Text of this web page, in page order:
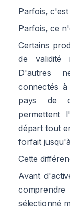
Parfois, c'est
Parfois, ce
Certains
de validité
D'autres
connectés
pays de
permettent
départ tout
forfait
Cette
Avant
sélectionné